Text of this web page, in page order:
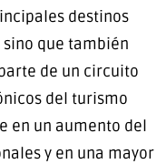
destinos
que también
de un circuito
del turismo
en un aumento del
y en una mayor